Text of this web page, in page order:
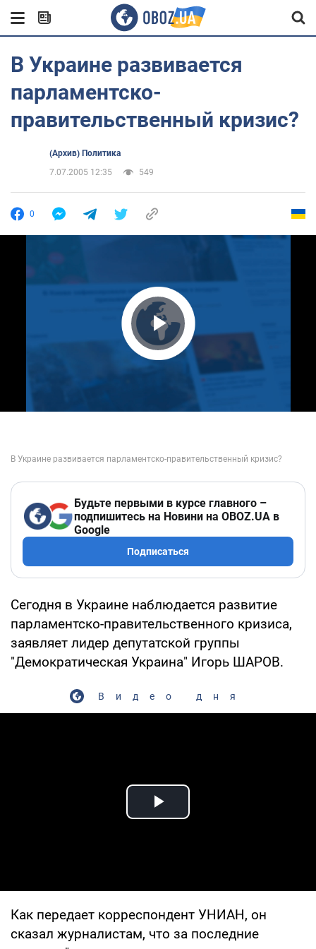
В Украине развивается
парламентско-
правительственный кризис?
(Архив) Политика
7.07.2005 12:35
549
0
Play Video
Будьте первыми в курсе главного –
подпишитесь на Новини на OBOZ.UA в
Google
Подписаться
Сегодня в Украине наблюдается развитие
парламентско-правительственного кризиса,
заявляет лидер депутатской группы
"Демократическая Украина" Игорь ШАРОВ.
Видео дня
Play Video
Как передает корреспондент УНИАН, он
сказал журналистам, что за последние